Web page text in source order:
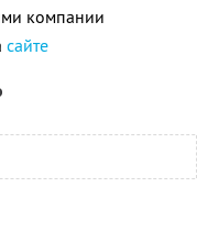
компании
сайте